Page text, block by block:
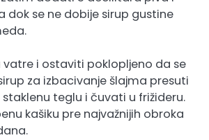
dok se ne dobije sirup gustine
vatre i ostaviti poklopljeno da se
za izbacivanje šlajma presuti
teglu i čuvati u frižideru.
kašiku pre najvažnijih obroka